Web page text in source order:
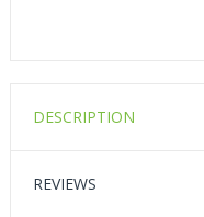
DESCRIPTION
REVIEWS